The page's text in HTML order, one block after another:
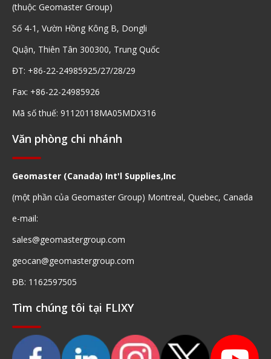
(thuộc Geomaster Group)
Số 4-1, Vườn Hồng Kông B, Dongli
Quận, Thiên Tân 300300, Trung Quốc
ĐT: +86-22-24985925/27/28/29
Fax: +86-22-24985926
Mã số thuế: 91120118MA05MDX316
Văn phòng chi nhánh
Geomaster (Canada) Int'l Supplies,Inc
(một phần của Geomaster Group) Montreal, Quebec, Canada
e-mail:
sales@geomastergroup.com
geocan@geomastergroup.com
ĐB: 1162597505
Tìm chúng tôi tại FLIXY